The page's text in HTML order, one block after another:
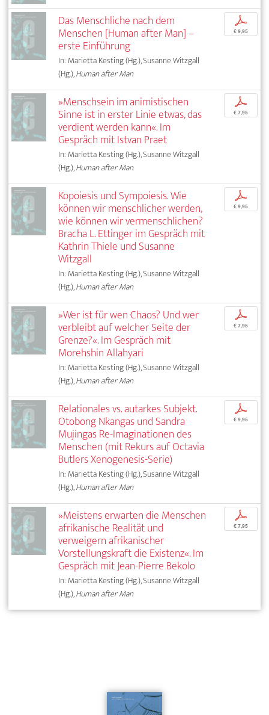
Das Menschliche nach dem
Menschen [Human after Man] –
erste Einführung
In: Marietta Kesting (Hg.), Susanne Witzgall
(Hg.),Human after Man
p
€ 9,95
»Menschsein im animistischen
Sinne ist in erster Linie etwas, das
verdient werden kann«. Im
Gespräch mit Istvan Praet
In: Marietta Kesting (Hg.), Susanne Witzgall
(Hg.),Human after Man
p
€ 7,95
Kopoiesis und Sympoiesis. Wie
können wir menschlicher werden,
wie können wir vermenschlichen?
Bracha L. Ettinger im Gespräch mit
Kathrin Thiele und Susanne
Witzgall
In: Marietta Kesting (Hg.), Susanne Witzgall
(Hg.),Human after Man
p
€ 9,95
»Wer ist für wen Chaos? Und wer
verbleibt auf welcher Seite der
Grenze?«. Im Gespräch mit
Morehshin Allahyari
In: Marietta Kesting (Hg.), Susanne Witzgall
(Hg.),Human after Man
p
€ 7,95
Relationales vs. autarkes Subjekt.
Otobong Nkangas und Sandra
Mujingas Re-Imaginationen des
Menschen (mit Rekurs auf Octavia
Butlers Xenogenesis-Serie)
In: Marietta Kesting (Hg.), Susanne Witzgall
(Hg.),Human after Man
p
€ 9,95
»Meistens erwarten die Menschen
afrikanische Realität und
verweigern afrikanischer
Vorstellungskraft die Existenz«. Im
Gespräch mit Jean-Pierre Bekolo
In: Marietta Kesting (Hg.), Susanne Witzgall
(Hg.),Human after Man
p
€ 7,95